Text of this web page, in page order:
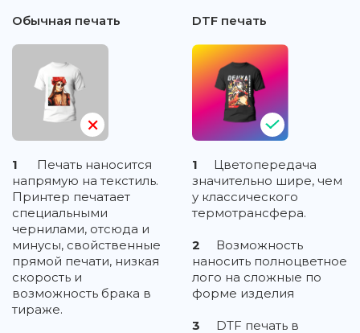
Обычная печать
1
Печать наносится
напрямую на текстиль.
Принтер печатает
специальными
чернилами, отсюда и
минусы, свойственные
прямой печати, низкая
скорость и
возможность брака в
тираже.
DTF печать
1
Цветопередача
значительно шире, чем
у классического
термотрансфера.
2
Возможность
наносить полноцветное
лого на сложные по
форме изделия
3
DTF печать в